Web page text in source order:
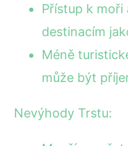
Přístup k
destinacím
Méně
může být
Nevýhody Trstu: